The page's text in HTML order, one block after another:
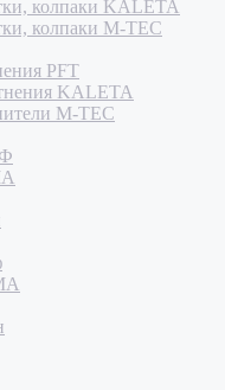
колпаки KALETA
колпаки M-TEC
PFT
KALETA
M-TEC